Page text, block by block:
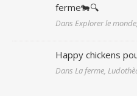
ferme🐄🔍
Dans Explorer le
Happy chickens
Dans La ferme,